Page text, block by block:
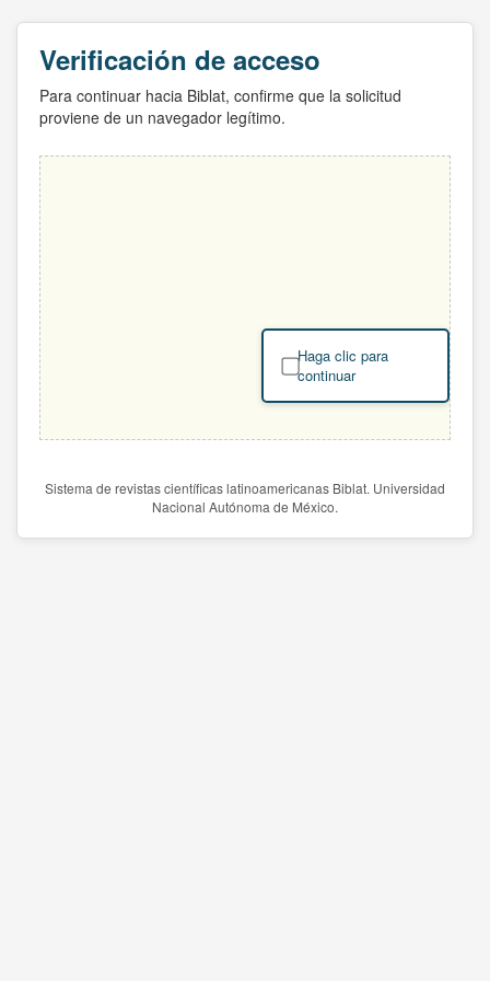
Verificación de acceso
Para continuar hacia Biblat, confirme que la solicitud
proviene de un navegador legítimo.
Haga clic para
continuar
Sistema de revistas científicas latinoamericanas Biblat. Universidad
Nacional Autónoma de México.